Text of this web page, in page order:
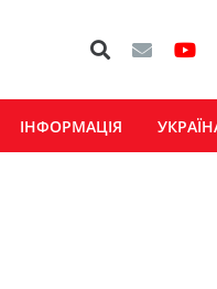
ІНФОРМАЦІЯ